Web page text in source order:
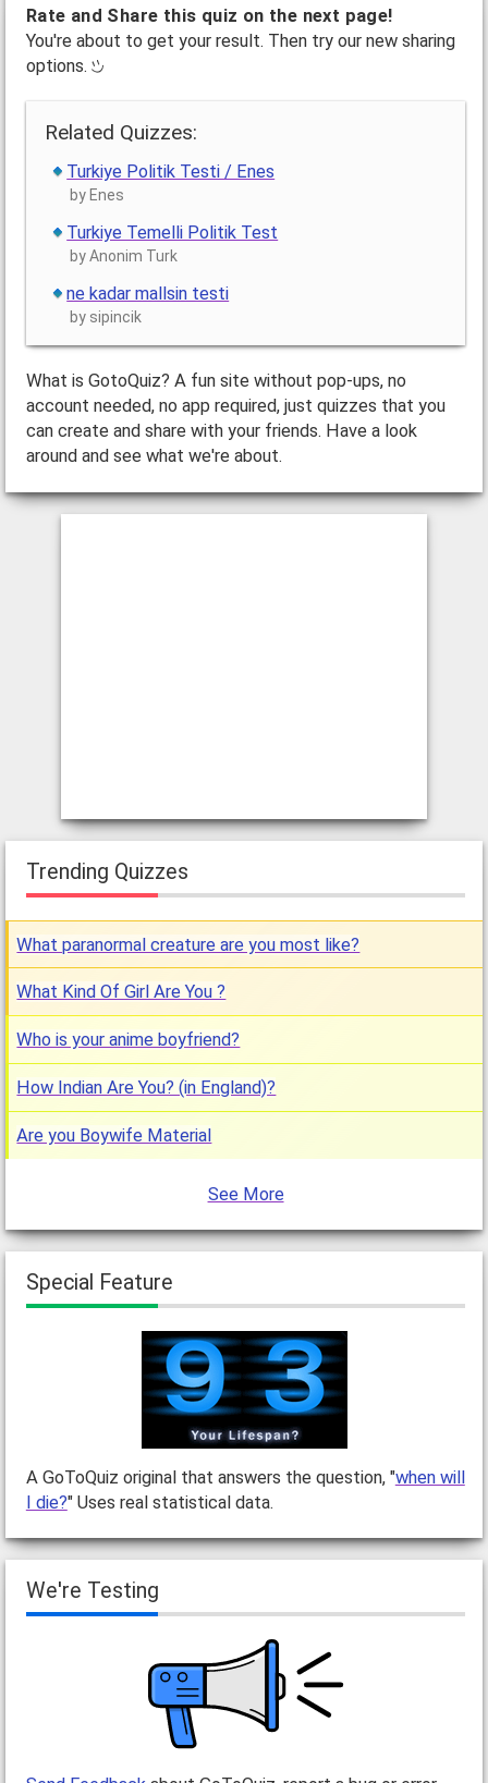
Rate and Share this quiz on the next page!
You're about to get your result. Then try our new sharing
options.
Related Quizzes:
Turkiye Politik Testi / Enes
by Enes
Turkiye Temelli Politik Test
by Anonim Turk
ne kadar mallsin testi
by sipincik
What is GotoQuiz? A fun site without pop-ups, no
account needed, no app required, just quizzes that you
can create and share with your friends. Have a look
around and see what we're about.
Trending Quizzes
What paranormal creature are you most like?
What Kind Of Girl Are You ?
Who is your anime boyfriend?
How Indian Are You? (in England)?
Are you Boywife Material
See More
Special Feature
A GoToQuiz original that answers the question, "when will
I die?" Uses real statistical data.
We're Testing